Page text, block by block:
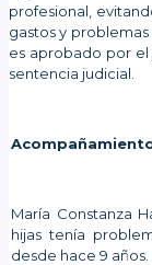
profesional,
gastos y
es aprobado por
sentencia judicial.
María Constanza
hijas tenía
desde hace 9